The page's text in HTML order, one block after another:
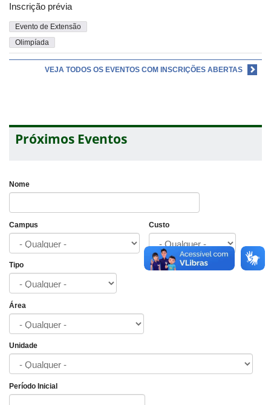
Inscrição prévia
Evento de Extensão
Olimpíada
VEJA TODOS OS EVENTOS COM INSCRIÇÕES ABERTAS
Próximos Eventos
Nome
Campus Custo
Tipo
Área
Unidade
Período Inicial